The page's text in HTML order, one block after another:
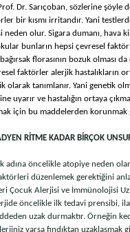
Dr. Sarıçoban, sözlerine şöyle
bir kısmı irritandır. Yani
neden olur. Sigara dumanı, hava
bunların hepsi çevresel
florasının bozuk olması
faktörler alerjik hastalıkların
olarak tanımlanır. Yani genetik
uyarır ve hastalığın ortaya
için bu maddelerden korunmak
RİTME KADAR BİRÇOK
adına öncelikle atopiye neden
düzenlemek gerektiğini
Çocuk Alerjisi ve İmmünolojisi
öncelikle ilk tedavi prensibi,
uzak durmaktır. Örneğin
varsa fındıktan uzaklaşmak